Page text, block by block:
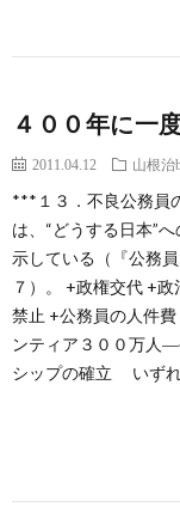
４００年に一
2011.04.12 山根治
***１３．不良公務員
は、“どうする日本”
示している（『公務
７）。 +政権交代 +
禁止 +公務員の人件
ンティア３００万人
シップの確立 いず